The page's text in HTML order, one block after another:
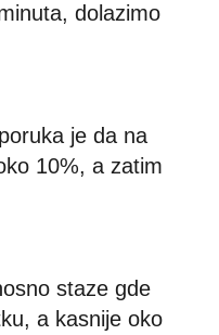
dolazimo
je da na
10%, a zatim
staze gde
a kasnije oko